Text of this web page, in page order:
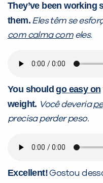
They’ve been working
them. Eles têm se
com calma comeles.
You shouldgo easy on
weight. Você deveria
precisa perder peso.
Excellent!Gostou